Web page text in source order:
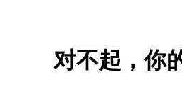
对不起，你